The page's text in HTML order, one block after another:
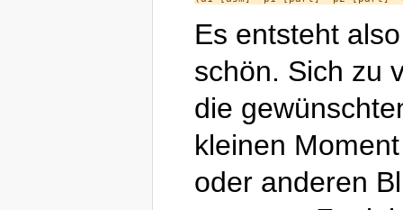
Es entsteht
schön. Sich zu
die
kleinen
oder anderen